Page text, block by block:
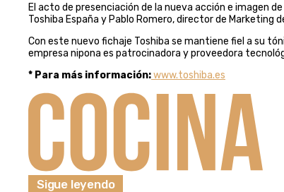
El acto de presenciación de la nueva acción e imagen
Toshiba España y Pablo Romero, director de Marketing
Con este nuevo fichaje Toshiba se mantiene fiel a su
empresa nipona es patrocinadora y proveedora
* Para más información:www.toshiba.es
Sigue leyendo